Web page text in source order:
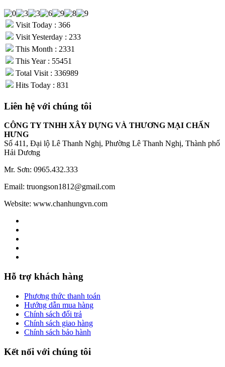
Visit Today : 366
Visit Yesterday : 233
This Month : 2331
This Year : 55451
Total Visit : 336989
Hits Today : 831
Liên hệ với chúng tôi
CÔNG TY TNHH XÂY DỰNG VÀ THƯƠNG MẠI CHẤN
HƯNG
Số 411, Đại lộ Lê Thanh Nghị, Phường Lê Thanh Nghị, Thành phố
Hải Dương
Mr. Sơn: 0965.432.333
Email: truongson1812@gmail.com
Website: www.chanhungvn.com
Hỗ trợ khách hàng
Phương thức thanh toán
Hướng dẫn mua hàng
Chính sách đổi trả
Chính sách giao hàng
Chính sách bảo hành
Kết nối với chúng tôi